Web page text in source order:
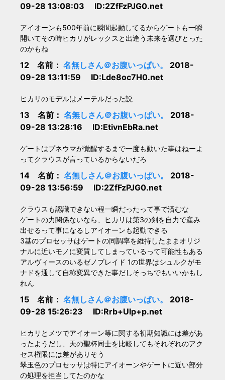
09-28 13:08:03 ID:2ZfFzPJG0.net
アイオーンも500年前に瞬間起動してるからゲートも一瞬
開いてその時ヒカリがレックスと出逢う未来を選びとった
のかもね
12 名前： 名無しさん＠お腹いっぱい。 2018-
09-28 13:11:59 ID:Lde8oc7H0.net
ヒカリのモデルはメーテルだった説
13 名前： 名無しさん＠お腹いっぱい。 2018-
09-28 13:28:16 ID:EtivnEbRa.net
ゲートはプネウマが覚醒するまで一度も動いた事はねーよ
ってクラウスが言っているからないだろ
14 名前： 名無しさん＠お腹いっぱい。 2018-
09-28 13:56:59 ID:2ZfFzPJG0.net
クラウスも認識できない程一瞬だったって事で済むな
ゲートの力関係ないなら、ヒカリは第3の剣を自力で産み
出せるって事になるしアイオーンも起動できる
3基のプロセッサはゲートの同調率を維持したままオリジ
ナルに近いモノに変質してしまっているって可能性もある
アルヴィースのいるゼノブレイド 1の世界はシュルクがモ
ナドを通して自称変異できた事だしそっちでもいいかもし
れん
15 名前： 名無しさん＠お腹いっぱい。 2018-
09-28 15:26:23 ID:Rrb+Ulp+p.net
ヒカリとメツでアイオーン等に関する初期知識には差があ
ったようだし、天の聖杯同士を比較してもそれぞれのアク
セス権限には差がありそう
翠玉色のプロセッサは特にアイオーンやゲートに近い部分
の処理を担当してたのかな